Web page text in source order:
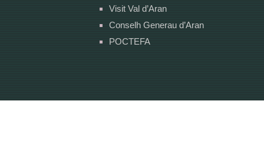
Visit Val d’Aran
Conselh Generau d’Aran
POCTEFA